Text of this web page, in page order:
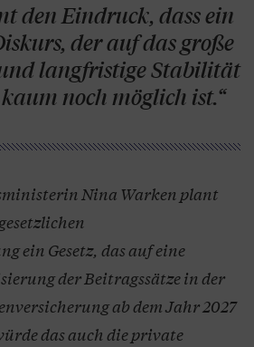
den Eindruck, dass ein
der auf das große
langfristige Stabilität
noch möglich ist.“
Nina Warken plant
ein Gesetz, das auf eine
der Beitragssätze in der
ab dem Jahr 2027
das auch die private